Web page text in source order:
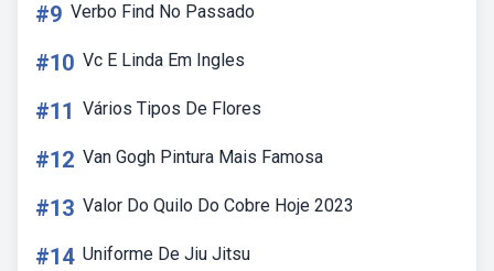
#9 Verbo Find No Passado
#10 Vc E Linda Em Ingles
#11 Vários Tipos De Flores
#12 Van Gogh Pintura Mais Famosa
#13 Valor Do Quilo Do Cobre Hoje 2023
#14 Uniforme De Jiu Jitsu